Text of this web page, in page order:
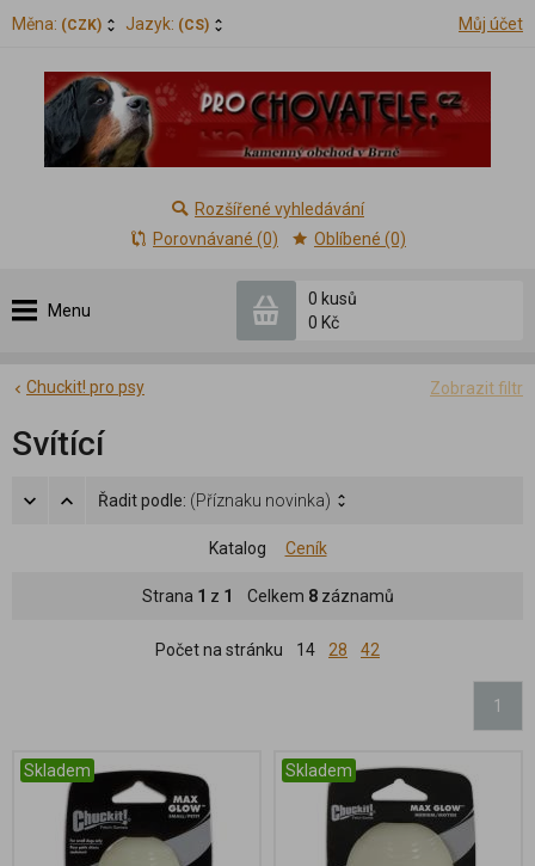
Měna: (CZK) Jazyk: (CS) Můj účet
Menu
0 kusů
0 Kč
Rozšířené vyhledávání
Porovnávané (0)
Oblíbené (0)
Zobrazit filtr
Chuckit! pro psy
Svítící
Řadit podle: (Příznaku novinka)
Katalog Ceník
Strana 1 z 1 Celkem 8záznamů
Počet na stránku 14 28 42
1
Skladem Skladem